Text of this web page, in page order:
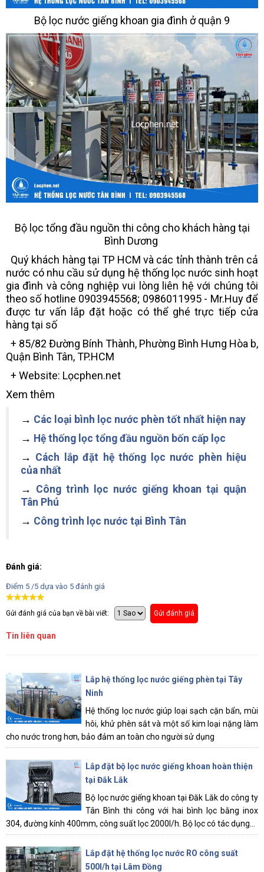
Bộ lọc nước giếng khoan gia đình ở quận 9
Bộ lọc tổng đầu nguồn thi công cho khách hàng tại
Bình Dương
Quý khách hàng tại TP HCM và các tỉnh thành trên cả
nước có nhu cầu sử dụng hệ thống lọc nước sinh hoạt
gia đình và công nghiệp vui lòng liên hệ với chúng tôi
theo số hotline 0903945568; 0986011995 - Mr.Huy để
được tư vấn lắp đặt hoặc có thể ghé trực tiếp cửa
hàng tại số
+ 85/82 Đường Bính Thành, Phường Bình Hưng Hòa b,
Quận Bình Tân, TP.HCM
+ Website: Lọcphen.net
Xem thêm
→ Các loại bình lọc nước phèn tốt nhất hiện nay
→ Hệ thống lọc tổng đầu nguồn bốn cấp lọc
→ Cách lắp đặt hệ thống lọc nước phèn hiệu
của nhất
→ Công trình lọc nước giếng khoan tại quận
Tân Phú
→ Công trình lọc nước tại Bình Tân
Đánh giá:
Điểm 5 /5 dựa vào 5 đánh giá
Gửi đánh giá của bạn về bài viết: Gửi đánh giá
Tin liên quan
Lắp hệ thống lọc nước giếng phèn tại Tây
Ninh
Hệ thống lọc nước giúp loại sạch cặn bẩn, mùi
hôi, khử phèn sắt và một số kim loại nặng làm
cho nước trong hơn, bảo đảm an toàn cho người sử dụng
Lắp đặt bộ lọc nước giếng khoan hoàn thiện
tại Đắk Lắk
Bộ lọc nước giếng khoan tại Đăk Lăk do công ty
Tân Bình thi công với hai bình lọc bằng inox
304, đường kính 400mm, công suất lọc 2000l/h. Bộ lọc có tác dụng...
Lắp đặt hệ thống lọc nước RO công suất
500l/h tại Lâm Đồng